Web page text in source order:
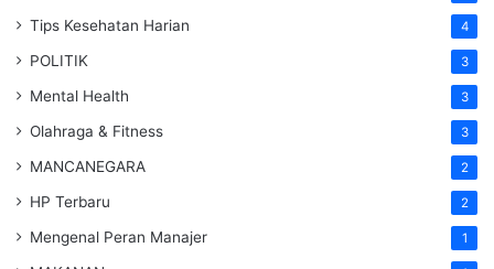
Tips Kesehatan Harian 4
POLITIK 3
Mental Health 3
Olahraga & Fitness 3
MANCANEGARA 2
HP Terbaru 2
Mengenal Peran Manajer 1